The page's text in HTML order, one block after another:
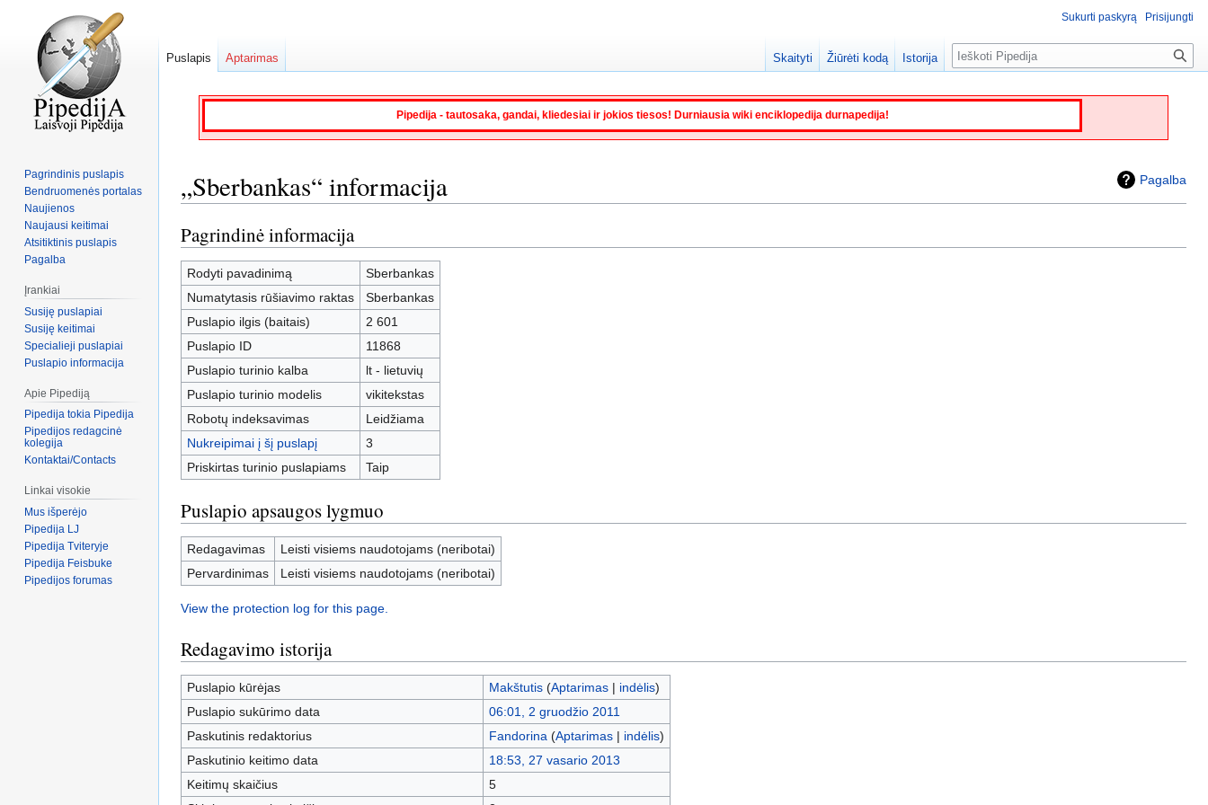
Pipedija - tautosaka, gandai, kliedesiai ir jokios tiesos! Durniausia wiki enciklopedija durnapedija!
Pagalba
„Sberbankas“ informacija
Jump
to
navigation
Jump
to
search
Pagrindinė informacija
Rodyti pavadinimą
Sberbankas
Numatytasis rūšiavimo raktas
Sberbankas
Puslapio ilgis (baitais)
2 601
Puslapio ID
11868
Puslapio turinio kalba
lt - lietuvių
Puslapio turinio modelis
vikitekstas
Robotų indeksavimas
Leidžiama
Nukreipimai į šį puslapį
3
Priskirtas turinio puslapiams
Taip
Puslapio apsaugos lygmuo
Redagavimas
Leisti visiems naudotojams (neribotai)
Pervardinimas
Leisti visiems naudotojams (neribotai)
View the protection log for this page.
Redagavimo istorija
Puslapio kūrėjas Makštutis (Aptarimas| indėlis)
Puslapio sukūrimo data
06:01, 2 gruodžio 2011
Paskutinis redaktorius
Fandorina (Aptarimas| indėlis)
Paskutinio keitimo data
18:53, 27 vasario 2013
Keitimų skaičius
5
Sukurti paskyrą Prisijungti
Puslapis Aptarimas Skaityti Žiūrėti kodą Istorija Paieška
Pagrindinis puslapis
Bendruomenės portalas
Naujienos
Naujausi keitimai
Atsitiktinis puslapis
Pagalba
Įrankiai
Susiję puslapiai
Susiję keitimai
Specialieji puslapiai
Puslapio informacija
Apie Pipediją
Pipedija tokia Pipedija
Pipedijos redagcinė
kolegija
Kontaktai/Contacts
Linkai visokie
Mus išperėjo
Pipedija LJ
Pipedija Tviteryje
Pipedija Feisbuke
Pipedijos forumas